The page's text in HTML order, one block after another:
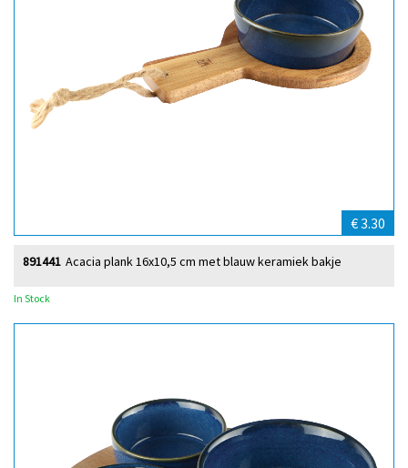
€ 3.30
Acacia plank 16x10,5 cm met blauw keramiek bakje
891441
In Stock